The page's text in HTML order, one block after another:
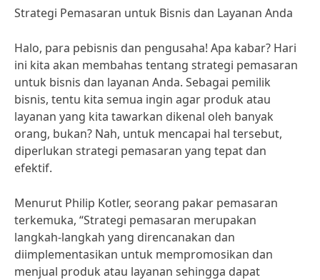
Strategi Pemasaran untuk Bisnis dan Layanan Anda
Halo, para pebisnis dan pengusaha! Apa kabar? Hari
ini kita akan membahas tentang strategi pemasaran
untuk bisnis dan layanan Anda. Sebagai pemilik
bisnis, tentu kita semua ingin agar produk atau
layanan yang kita tawarkan dikenal oleh banyak
orang, bukan? Nah, untuk mencapai hal tersebut,
diperlukan strategi pemasaran yang tepat dan
efektif.
Menurut Philip Kotler, seorang pakar pemasaran
terkemuka, “Strategi pemasaran merupakan
langkah-langkah yang direncanakan dan
diimplementasikan untuk mempromosikan dan
menjual produk atau layanan sehingga dapat